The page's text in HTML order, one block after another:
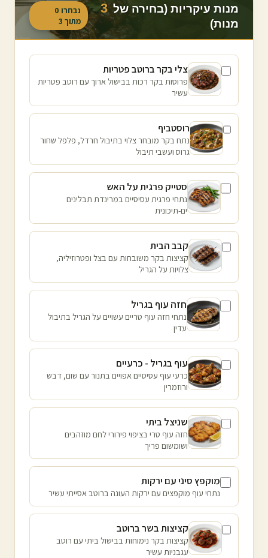
מנות עיקריות (בחירה של 3
מנות)
נבחרו 0
מתוך 3
צלי בקר ברוטב פטריות
פרוסות בקר רכות בבישול ארוך עם רוטב פטריות
עשיר
רוסטביף
נתח בקר מובחר צלוי בתיבול חרדל, פלפל שחור
גרוס ועשבי תיבול
סטייק פרגית על האש
נתחי פרגית עסיסיים במרינדת תבלינים
ים-תיכונית
קבב הבית
קציצות בקר משובחות עם בצל ופטרוזיליה,
צלויות על הגריל
חזה עוף בגריל
נתחי חזה עוף טריים עשויים על הגריל בתיבול
עדין
עוף בגריל - כרעיים
כרעי עוף עסיסיים אפויים בתנור עם שום, דבש
ורוזמרין
שניצל ביתי
חזה עוף טרי בציפוי פירורי לחם מוזהבים
ושומשום פריך
מוקפץ סיני עם ירקות
נתחי עוף מוקפצים עם ירקות העונה ברוטב אסייתי עשיר
קציצות בשר ברוטב
קציצות בקר נימוחות בבישול ביתי עם רוטב
עגבניות עשיר